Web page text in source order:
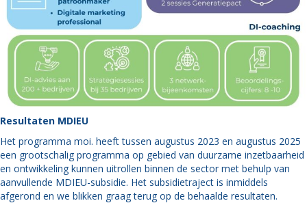
Resultaten MDIEU
Het programma moi. heeft tussen augustus 2023 en augustus 2025
een grootschalig programma op gebied van duurzame inzetbaarheid
en ontwikkeling kunnen uitrollen binnen de sector met behulp van
aanvullende MDIEU-subsidie. Het subsidietraject is inmiddels
afgerond en we blikken graag terug op de behaalde resultaten.